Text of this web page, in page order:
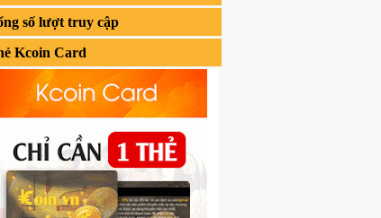
số lượt truy cập
Kcoin Card